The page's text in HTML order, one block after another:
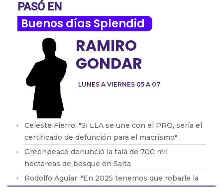
PASÓ EN
Buenos días Splendid
LUNES A VIERNES 05 A 07
RAMIRO
GONDAR
Celeste Fierro: "Si LLA se une con el PRO, sería el
certificado de defunción para el macrismo"
Greenpeace denunció la tala de 700 mil
hectáreas de bosque en Salta
Rodolfo Aguiar: "En 2025 tenemos que robarle la